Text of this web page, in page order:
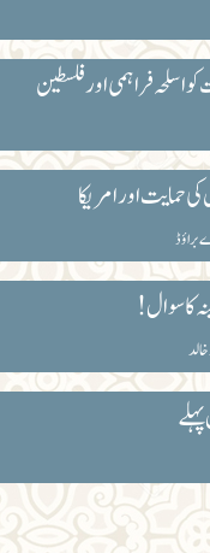
اسلحہ فراہمی اور فلسطین
حمایت اور امریکا
براؤڈ
کا سوال!